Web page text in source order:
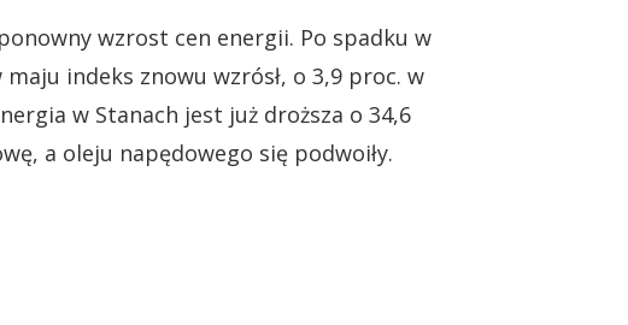
wzrost cen energii. Po spadku w
indeks znowu wzrósł, o 3,9 proc. w
w Stanach jest już droższa o 34,6
a oleju napędowego się podwoiły.